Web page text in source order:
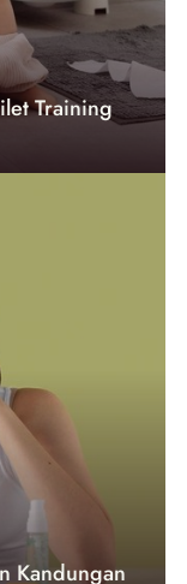
Training
Kandungan